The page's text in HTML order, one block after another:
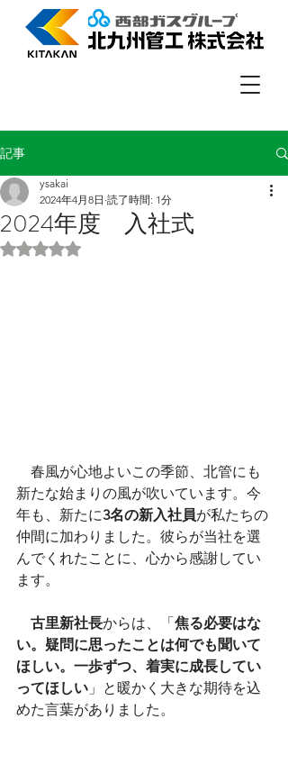
記事
2024年度 入社式
ysakai
2024年4月8日 読了時間: 1分
5つ星のうちNaNと評価されています。
春風が心地よいこの季節、北管にも
新たな始まりの風が吹いています。今
年も、新たに3名の新入社員が私たちの
仲間に加わりました。彼らが当社を選
んでくれたことに、心から感謝してい
ます。
古里新社長からは、「焦る必要はな
い。疑問に思ったことは何でも聞いて
ほしい。一歩ずつ、着実に成長してい
ってほしい 」と暖かく大きな期待を込
めた言葉がありました。